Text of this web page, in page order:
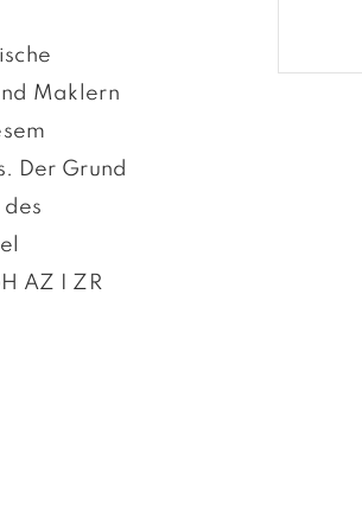
Maklern
Der Grund
AZ I ZR